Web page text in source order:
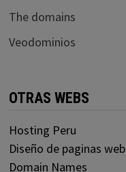
The domains
Veodominios
OTRAS WEBS
Hosting Peru
Diseño de paginas web
Domain Names